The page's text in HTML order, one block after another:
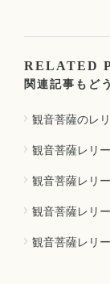
RELATED
関連記事もど
観音菩薩のレ
観音菩薩レリ
観音菩薩レリ
観音菩薩レリ
観音菩薩レリ